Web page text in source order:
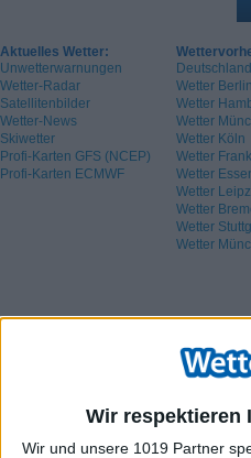
Wir respektieren
Wir und unsere 1019 Partner
Aktuelles Wetter:
Unwetterwarnungen
Wetter-Radar
Satellitenbilder
Wetter-News
Skiwetter
Profi-Karten GFS (NCEP)
Profi-Karten ECMWF
Deutschland
Wetter Berlin
Wetter
Wetter
Wetter Köln
Wetter
Wetter
Wetter
Wetter
Wetter
Wetter